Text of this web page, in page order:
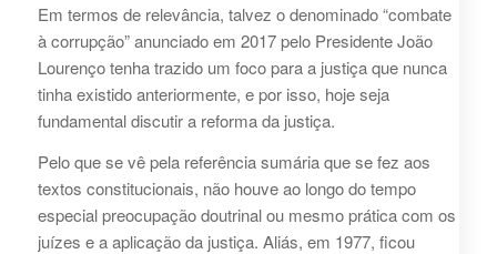
Em termos de relevância, talvez o denominado “combate
à corrupção” anunciado em 2017 pelo Presidente João
Lourenço tenha trazido um foco para a justiça que nunca
tinha existido anteriormente, e por isso, hoje seja
fundamental discutir a reforma da justiça.
Pelo que se vê pela referência sumária que se fez aos
textos constitucionais, não houve ao longo do tempo
especial preocupação doutrinal ou mesmo prática com os
juízes e a aplicação da justiça. Aliás, em 1977, ficou